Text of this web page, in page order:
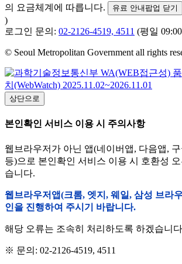
의 요금체계에 따릅니다.
유료 안내팝업 닫기
)
로그인 문의: 02-2126-4519, 4511 (평일
© Seoul Metropolitan Government all rights
상단으로
본인확인 서비스 이용 시 주의사항
웹브라우저가 아닌 앱(네이버앱, 다음앱,
등)으로 본인확인 서비스 이용 시 호환성
습니다.
웹브라우저앱(크롬, 엣지, 웨일, 삼성 브라
인을 진행하여 주시기 바랍니다.
해당 오류는 조속히 처리하도록 하겠습니
※ 문의: 02-2126-4519, 4511